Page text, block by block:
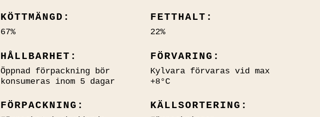
KÖTTMÄNGD:
67%
HÅLLBARHET:
Öppnad förpackning bör
konsumeras inom 5 dagar
FÖRPACKNING:
FETTHALT:
22%
FÖRVARING:
Kylvara förvaras vid max
+8°C
KÄLLSORTERING: